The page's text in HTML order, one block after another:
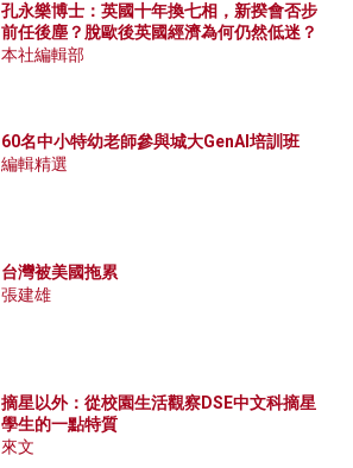
孔永樂博士：英國十年換七相，新揆會否步
前任後塵？脫歐後英國經濟為何仍然低迷？
本社編輯部
60名中小特幼老師參與城大GenAI培訓班
編輯精選
台灣被美國拖累
張建雄
摘星以外：從校園生活觀察DSE中文科摘星
學生的一點特質
來文